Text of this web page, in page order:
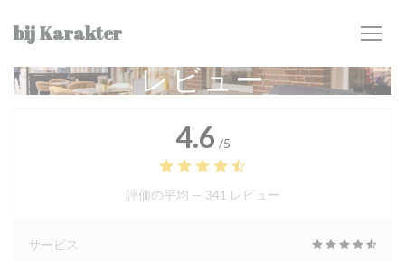
bij Karakter
レビュー
4.6 /5
評価の平均 — 341 レビュー
サービス